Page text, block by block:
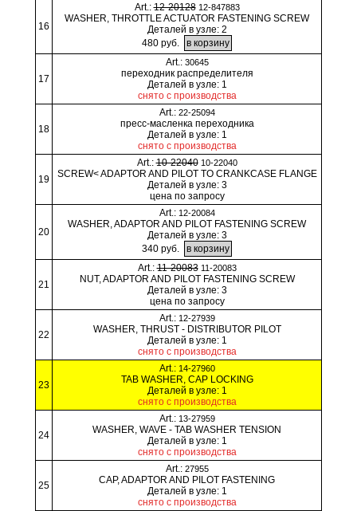
16
Art.:12-20128 12-847883
WASHER, THROTTLE ACTUATOR FASTENING SCREW
Деталей в узле: 2
480 руб.
17
Art.: 30645
переходник распределителя
Деталей в узле: 1
снято с производства
18
Art.: 22-25094
пресс-масленка переходника
Деталей в узле: 1
снято с производства
19
Art.:10-22040 10-22040
SCREW< ADAPTOR AND PILOT TO CRANKCASE FLANGE
Деталей в узле: 3
цена по запросу
20
Art.: 12-20084
WASHER, ADAPTOR AND PILOT FASTENING SCREW
Деталей в узле: 3
340 руб.
21
Art.:11-20083 11-20083
NUT, ADAPTOR AND PILOT FASTENING SCREW
Деталей в узле: 3
цена по запросу
22
Art.: 12-27939
WASHER, THRUST - DISTRIBUTOR PILOT
Деталей в узле: 1
снято с производства
23
Art.: 14-27960
TAB WASHER, CAP LOCKING
Деталей в узле: 1
снято с производства
24
Art.: 13-27959
WASHER, WAVE - TAB WASHER TENSION
Деталей в узле: 1
снято с производства
25
Art.: 27955
CAP, ADAPTOR AND PILOT FASTENING
Деталей в узле: 1
снято с производства